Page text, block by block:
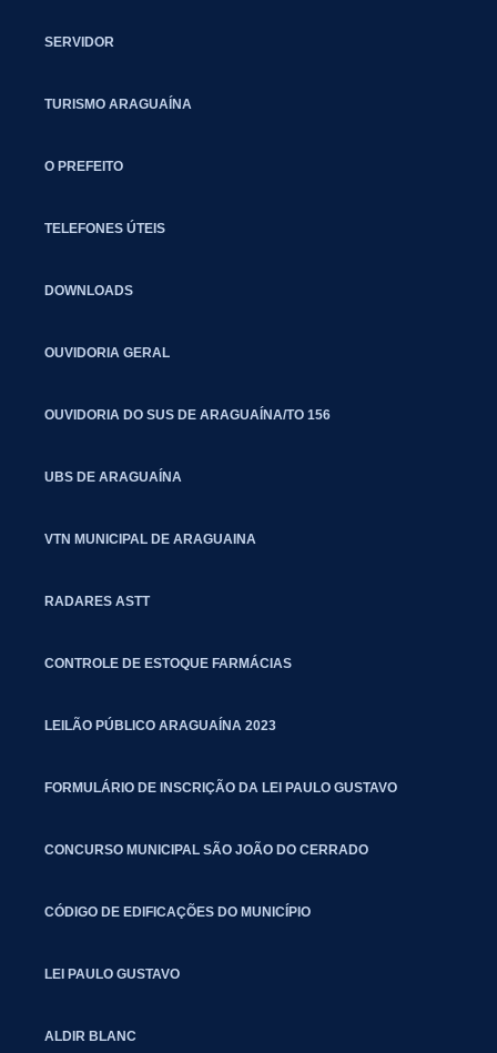
SERVIDOR
TURISMO ARAGUAÍNA
O PREFEITO
TELEFONES ÚTEIS
DOWNLOADS
OUVIDORIA GERAL
OUVIDORIA DO SUS DE ARAGUAÍNA/TO 156
UBS DE ARAGUAÍNA
VTN MUNICIPAL DE ARAGUAINA
RADARES ASTT
CONTROLE DE ESTOQUE FARMÁCIAS
LEILÃO PÚBLICO ARAGUAÍNA 2023
FORMULÁRIO DE INSCRIÇÃO DA LEI PAULO GUSTAVO
CONCURSO MUNICIPAL SÃO JOÃO DO CERRADO
CÓDIGO DE EDIFICAÇÕES DO MUNICÍPIO
LEI PAULO GUSTAVO
ALDIR BLANC